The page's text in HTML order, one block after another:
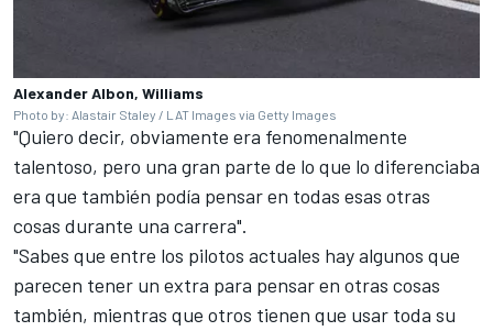
Alexander Albon, Williams
Photo by: Alastair Staley / LAT Images via Getty Images
"Quiero decir, obviamente era fenomenalmente
talentoso, pero una gran parte de lo que lo diferenciaba
era que también podía pensar en todas esas otras
cosas durante una carrera".
"Sabes que entre los pilotos actuales hay algunos que
parecen tener un extra para pensar en otras cosas
también, mientras que otros tienen que usar toda su